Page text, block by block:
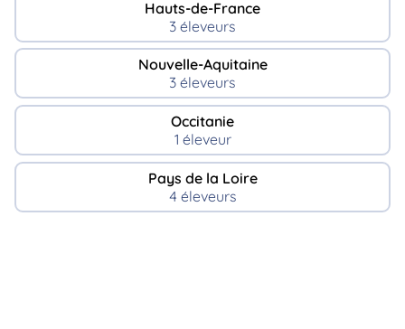
Hauts-de-France
3 éleveurs
Nouvelle-Aquitaine
3 éleveurs
Occitanie
1 éleveur
Pays de la Loire
4 éleveurs